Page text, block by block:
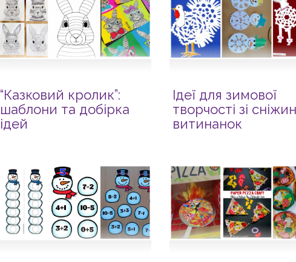
“Казковий кролик”:
шаблони та добірка
ідей
Ідеї для зимової
творчості зі
витинанок